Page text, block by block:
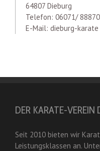
64807 Dieburg
Telefon: 06071/ 88870
E-Mail: dieburg-karate
DER KARATE-VEREIN
Seit 2010 bieten wir
Leistungsklassen an.